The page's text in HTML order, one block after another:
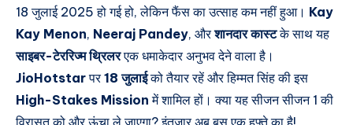
18 जुलाई 2025 हो गई हो, लेकिन फैंस का उत्साह कम नहीं हुआ। Kay
Kay Menon, Neeraj Pandey, औरशानदार कास्टके साथ यह
साइबर-टेररिज्म थ्रिलरएक धमाकेदार अनुभव देने वाला है।
JioHotstarपर18 जुलाईको तैयार रहें और हिम्मत सिंह की इस
High-Stakes Mission में शामिल हों। क्या यह सीजन सीजन 1 की